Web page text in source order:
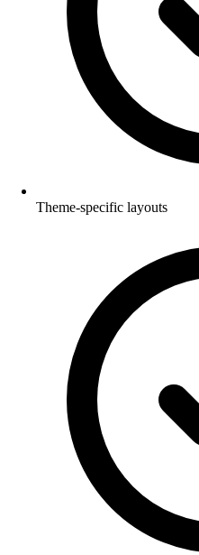
Theme-specific layouts